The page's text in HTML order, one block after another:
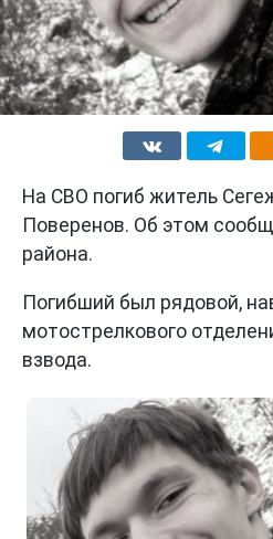
На СВО погиб житель
Поверенов. Об этом
района.
Погибший был рядовой,
мотострелкового
взвода.